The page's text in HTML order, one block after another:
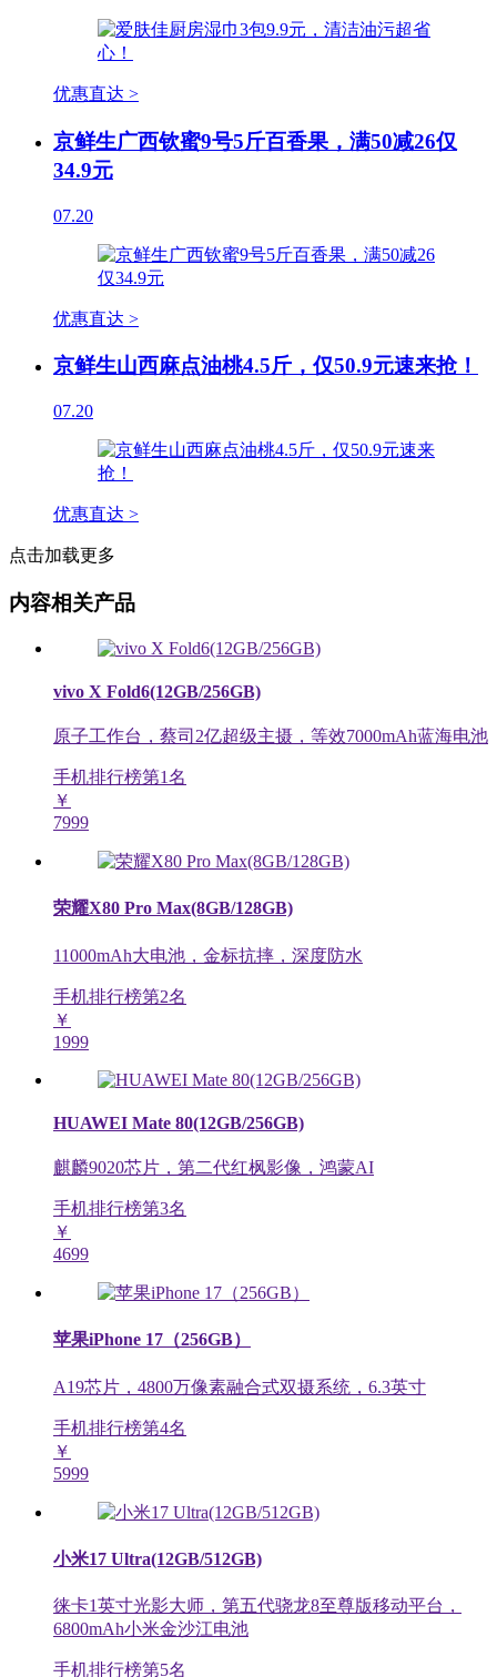
优惠直达 >
京鲜生广西钦蜜9号5斤百香果，满50减26仅
34.9元
07.20
优惠直达 >
京鲜生山西麻点油桃4.5斤，仅50.9元速来抢！
07.20
优惠直达 >
点击加载更多
内容相关产品
vivo X Fold6(12GB/256GB)
原子工作台，蔡司2亿超级主摄，等效7000mAh蓝海电池
手机排行榜第1名
￥
7999
荣耀X80 Pro Max(8GB/128GB)
11000mAh大电池，金标抗摔，深度防水
手机排行榜第2名
￥
1999
HUAWEI Mate 80(12GB/256GB)
麒麟9020芯片，第二代红枫影像，鸿蒙AI
手机排行榜第3名
￥
4699
苹果iPhone 17（256GB）
A19芯片，4800万像素融合式双摄系统，6.3英寸
手机排行榜第4名
￥
5999
小米17 Ultra(12GB/512GB)
徕卡1英寸光影大师，第五代骁龙8至尊版移动平台，
6800mAh小米金沙江电池
手机排行榜第5名